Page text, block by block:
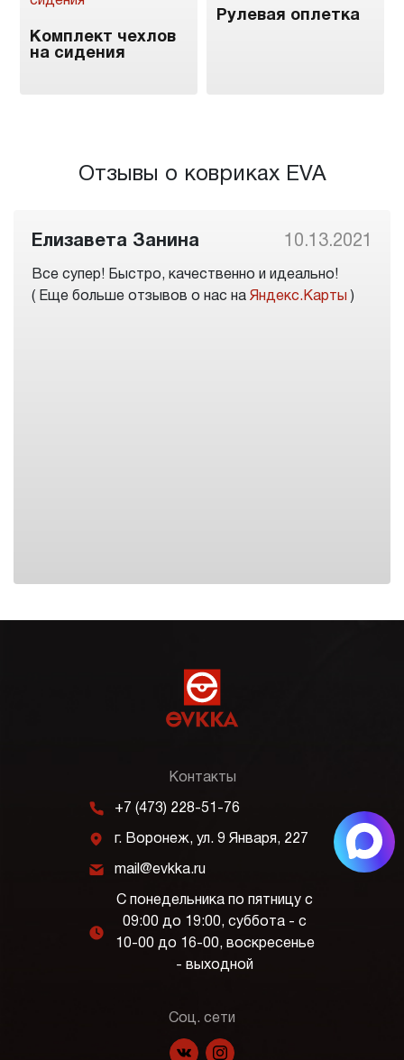
Комплект чехлов
на сидения
Рулевая оплетка
Отзывы о ковриках EVA
Елизавета Занина 10.13.2021
Все супер! Быстро, качественно и идеально!
( Еще больше отзывов о нас на Яндекс.Карты )
Контакты
m +7 (473) 228-51-76
j г. Воронеж, ул. 9 Января, 227
k mail@evkka.ru
l
С понедельника по пятницу с
09:00 до 19:00, суббота - с
10-00 до 16-00, воскресенье
- выходной
Соц. сети
f p